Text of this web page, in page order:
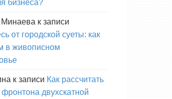
бизнеса?
к записи
от городской суеты: как
в живописном
к записи Как рассчитать
двухскатной